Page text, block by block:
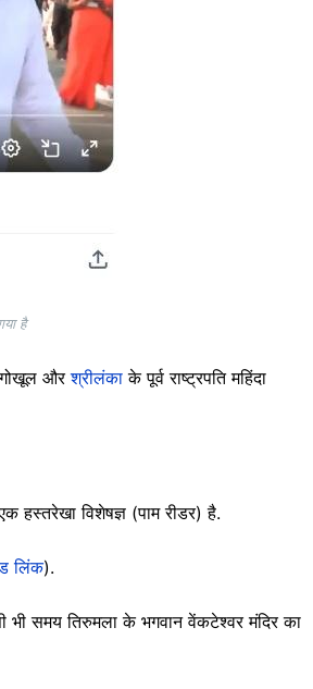
है
गोखूल औरश्रीलंकाके पूर्व राष्ट्रपति महिंदा
हस्तरेखा विशेषज्ञ (पाम रीडर) है.
लिंक).
भी समय तिरुमला के भगवान वेंकटेश्वर मंदिर का